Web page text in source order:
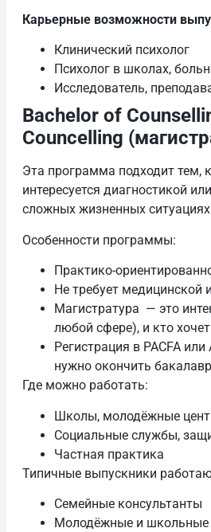
Карьерные возможности
Клинический психолог
Психолог в школах,
Исследователь,
Bachelor of
Councelling
Эта программа подходит тем,
интересуется диагностикой
сложных жизненных
Особенности программы:
Практико-
Не требует медицинской
Магистратура — это
любой сфере), и кто
Регистрация в PACFA
нужно окончить
Где можно работать:
Школы, молодёжные
Социальные службы,
Частная практика
Типичные выпускники
Семейные консультанты
Молодёжные и школьные